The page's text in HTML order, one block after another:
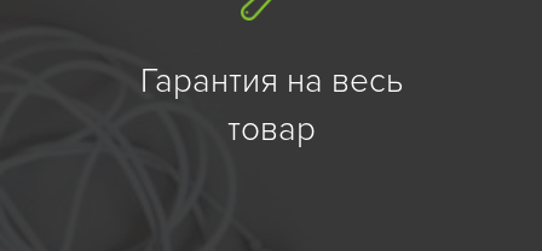
Гарантия на весь
товар